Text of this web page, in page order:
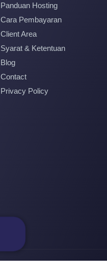
Panduan Hosting
Cara Pembayaran
Client Area
Syarat & Ketentuan
Blog
Contact
Privacy Policy